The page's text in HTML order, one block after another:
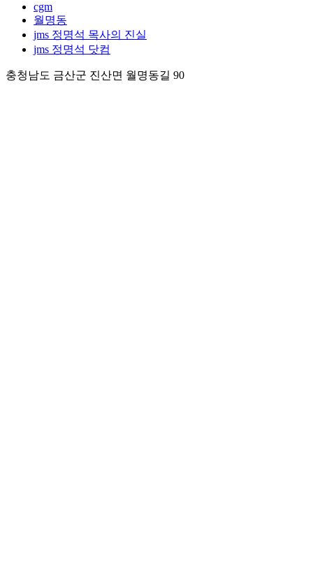
cgm
월명동
jms 정명석 목사의 진실
jms 정명석 닷컴
충청남도 금산군 진산면 월명동길 90